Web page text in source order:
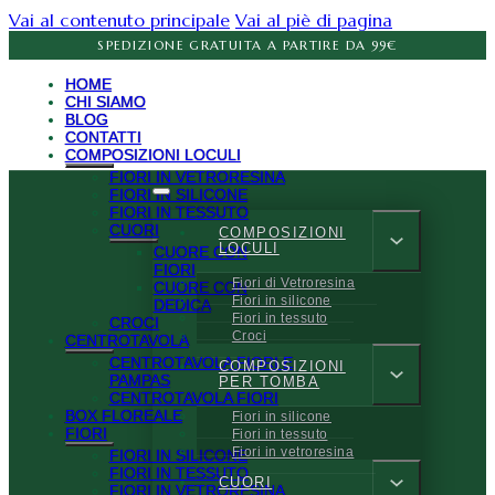
Vai al contenuto principale Vai al piè di pagina
SPEDIZIONE GRATUITA A PARTIRE DA 99€
HOME
CHI SIAMO
BLOG
CONTATTI
COMPOSIZIONI LOCULI
FIORI IN VETRORESINA
FIORI IN SILICONE
FIORI IN TESSUTO
CUORI
CUORE CON
FIORI
CUORE CON
DEDICA
CROCI
CENTROTAVOLA
CENTROTAVOLA FIORI E
PAMPAS
CENTROTAVOLA FIORI
BOX FLOREALE
FIORI
FIORI IN SILICONE
FIORI IN TESSUTO
FIORI IN VETRORESINA
COMPOSIZIONI
LOCULI
Fiori di Vetroresina
Fiori in silicone
Fiori in tessuto
Croci
COMPOSIZIONI
PER TOMBA
Fiori in silicone
Fiori in tessuto
Fiori in vetroresina
CUORI